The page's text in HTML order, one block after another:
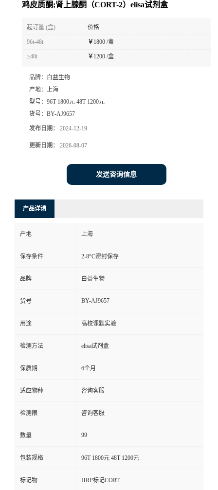
鸡皮质酮;肾上腺酮（CORT-2）elisa试剂盒
起订量 (盒) 价格
96t-48t ￥ 1800 /盒
≥48t ￥ 1200 /盒
品牌：
白益生物
产地： 上海
型号： 96T 1800元 48T 1200元
货号： BY-AJ9657
发布日期： 2024-12-19
更新日期： 2026-08-07
发送咨询信息
产品详请
产地 上海
保存条件 2-8°C密封保存
品牌 白益生物
货号 BY-AJ9657
用途 高校课题实验
检测方法 elisa试剂盒
保质期 6个月
适应物种 咨询客服
检测限 咨询客服
数量 99
包装规格 96T 1800元 48T 1200元
标记物 HRP标记CORT